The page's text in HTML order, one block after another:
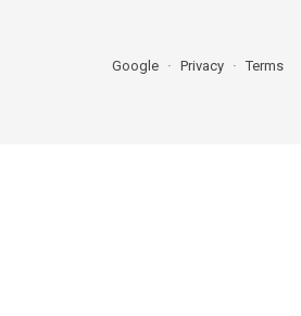
Google Privacy Terms